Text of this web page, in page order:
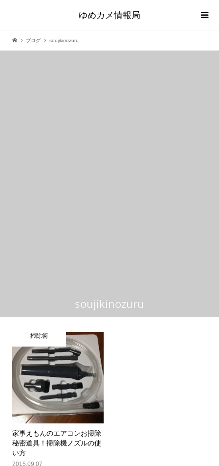
ゆめカメ情報局
ブログ soujikinozuru
soujikinozuru
掃除術
家事えもんのエアコンお掃除
秘密道具！掃除機ノズルの使
い方
2015.09.07